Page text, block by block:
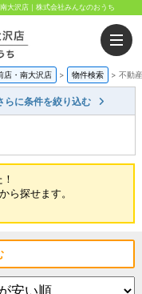
大沢店｜株式会社みんなのおうち
店・南大沢店 > 物件検索 > 不動
らに条件を絞り込む
ら探せます。